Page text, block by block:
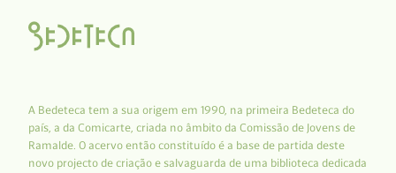
A Bedeteca tem a sua origem em 1990, na primeira Bedeteca do
país, a da Comicarte, criada no âmbito da Comissão de Jovens de
Ramalde. O acervo então constituído é a base de partida deste
novo projecto de criação e salvaguarda de uma biblioteca dedicada